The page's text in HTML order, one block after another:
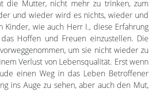
die Mutter, nicht mehr zu trinken, zum
und wieder wird es nichts, wieder und
wie auch Herr I., diese Erfahrung
Hoffen und Freuen einzustellen. Die
um sie nicht wieder zu
Verlust von Lebensqualität. Erst wenn
einen Weg in das Leben Betroffener
ins Auge zu sehen, aber auch den Mut,